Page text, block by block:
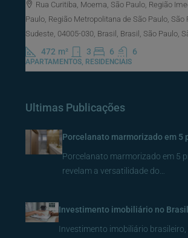
Rua Curitiba, Moema, São Paulo, Região
Paulo, Região Metropolitana de São Paulo, São
Sudeste, 04005-030, Brasil, Brasil, São Paulo,
472 m² 3 6 6
APARTAMENTOS, RESIDENCIAIS
Ultimas Publicações
Porcelanato marmorizado em 5
Porcelanato marmorizado em 5
revelam a versatilidade do…
Investimento imobiliário no Brasil
Investimento imobiliário brasileiro,